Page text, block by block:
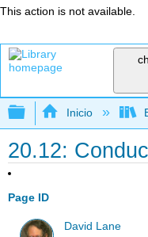
This action is not available.
Expandir/
Inicio
20.12:
Page ID
David Lane